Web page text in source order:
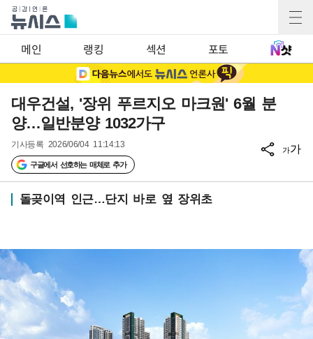
메인 랭킹 섹션 포토
대우건설, '장위 푸르지오 마크원' 6월 분
양…일반분양 1032가구
기사등록 2026/06/04 11:14:13
구글에서 선호하는 매체로 추가
가가
돌곶이역 인근…단지 바로 옆 장위초